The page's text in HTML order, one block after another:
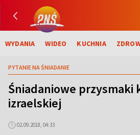
WYDANIA WIDEO KUCHNIA
PYTANIE NA ŚNIADANIE
Śniadaniowe przysmaki
izraelskiej
02.09.2018, 04:33